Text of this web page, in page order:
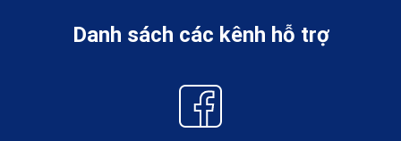
Danh sách các kênh hỗ trợ